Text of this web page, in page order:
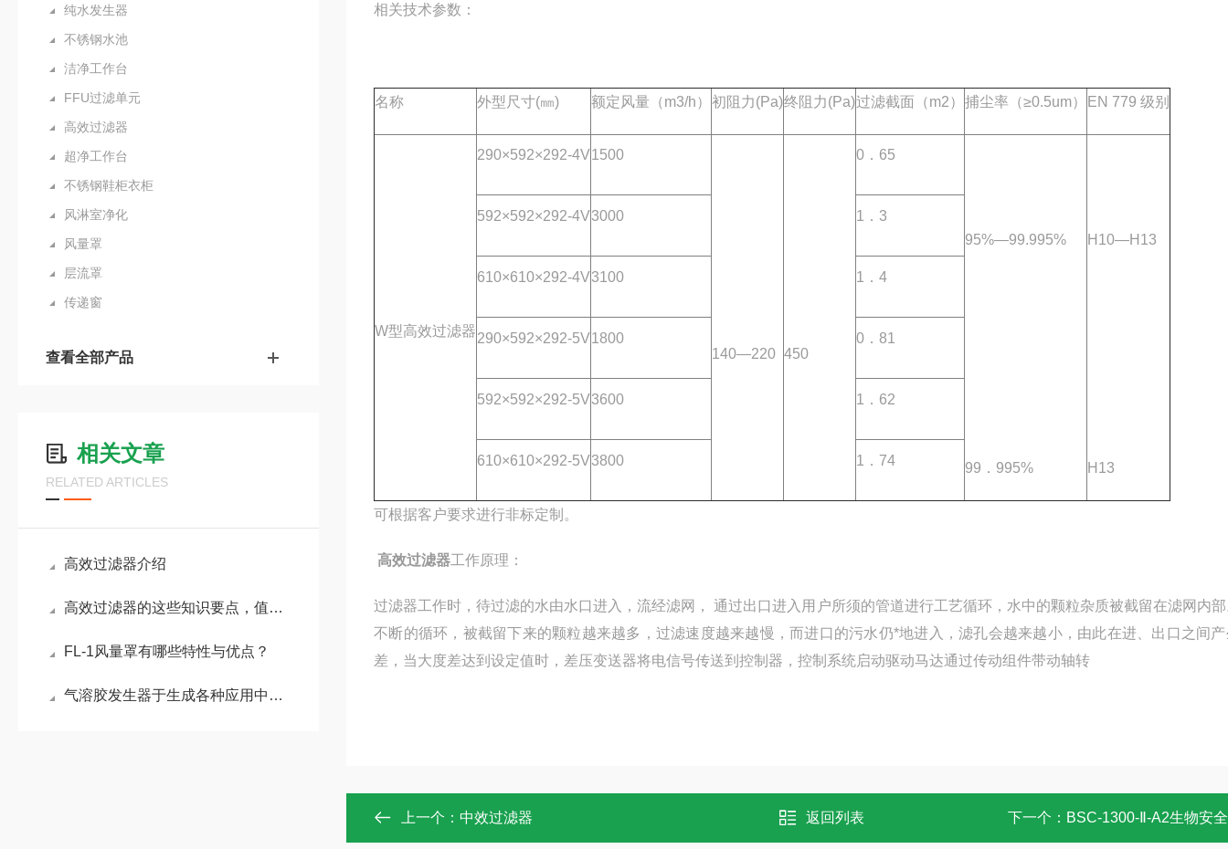
纯水发生器
不锈钢水池
洁净工作台
FFU过滤单元
高效过滤器
超净工作台
不锈钢鞋柜衣柜
风淋室净化
风量罩
层流罩
传递窗
查看全部产品
相关文章
RELATED ARTICLES
高效过滤器介绍
高效过滤器的这些知识要点，值得一看！
FL-1风量罩有哪些特性与优点？
气溶胶发生器于生成各种应用中的测试气溶胶
相关技术参数：
名称 外型尺寸(㎜) 额定风量（m3/h） 初阻力(Pa)终阻力(Pa)过滤截面（m2） 捕尘率（≥0.5um） EN 779 级别
W型高效过滤器
290×592×292-4V1500
140—220 450
0．65
95%—99.995%
99．995%
H10—H13
H13
592×592×292-4V3000 1．3
610×610×292-4V3100 1．4
290×592×292-5V1800 0．81
592×592×292-5V3600 1．62
610×610×292-5V3800 1．74
可根据客户要求进行非标定制。
高效过滤器工作原理：
过滤器工作时，待过滤的水由水口进入，流经滤网， 通过出口进入用户所须的管道进行工艺循环，水中的颗粒杂质被截留在滤网内
不断的循环，被截留下来的颗粒越来越多，过滤速度越来越慢，而进口的污水仍*地进入，滤孔会越来越小，由此在进、出口之间
差，当大度差达到设定值时，差压变送器将电信号传送到控制器，控制系统启动驱动马达通过传动组件带动轴转
上一个： 中效过滤器 返回列表 下一个： BSC-1300-Ⅱ-A2生物安